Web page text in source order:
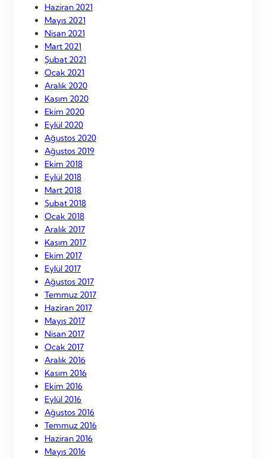
Haziran 2021
Mayıs 2021
Nisan 2021
Mart 2021
Şubat 2021
Ocak 2021
Aralık 2020
Kasım 2020
Ekim 2020
Eylül 2020
Ağustos 2020
Ağustos 2019
Ekim 2018
Eylül 2018
Mart 2018
Şubat 2018
Ocak 2018
Aralık 2017
Kasım 2017
Ekim 2017
Eylül 2017
Ağustos 2017
Temmuz 2017
Haziran 2017
Mayıs 2017
Nisan 2017
Ocak 2017
Aralık 2016
Kasım 2016
Ekim 2016
Eylül 2016
Ağustos 2016
Temmuz 2016
Haziran 2016
Mayıs 2016